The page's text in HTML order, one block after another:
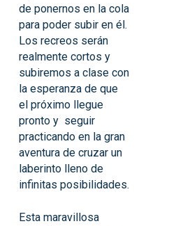
de ponernos en la cola
para poder subir en él.
Los recreos serán
realmente cortos y
subiremos a clase con
la esperanza de que
el próximo llegue
pronto y seguir
practicando en la gran
aventura de cruzar un
laberinto lleno de
infinitas posibilidades.
Esta maravillosa